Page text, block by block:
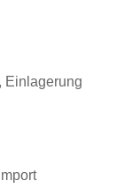
Einlagerung